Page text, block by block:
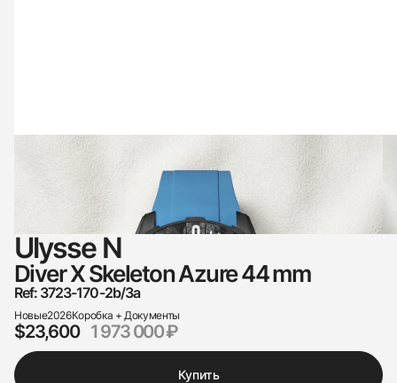
Ulysse N
Diver X Skeleton Azure 44 mm
Ref: 3723-170-2b/3a
Новые2026Коробка + Документы
$23,600 1 973 000 ₽
Купить